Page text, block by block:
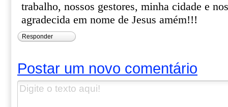
trabalho, nossos gestores, minha cidade e
agradecida em nome de Jesus amém!!!
Responder
Postar um novo comentário